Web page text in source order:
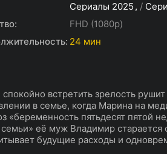
Сериалы 2025 /
FHD (1080p)
24 мин
встретить зрелость
в семье, когда Марина на
«беременность пятьдесят пятой
её муж Владимир старается
будущие расходы и